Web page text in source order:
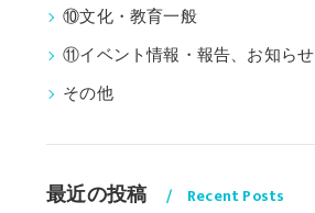
⑩文化・教育一般
⑪イベント情報・報告、お知らせ
その他
最近の投稿 Recent Posts